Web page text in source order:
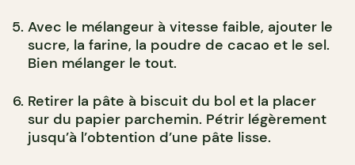
Avec le mélangeur à vitesse faible, ajouter le
sucre, la farine, la poudre de cacao et le sel.
Bien mélanger le tout.
Retirer la pâte à biscuit du bol et la placer
sur du papier parchemin. Pétrir légèrement
jusqu’à l’obtention d’une pâte lisse.